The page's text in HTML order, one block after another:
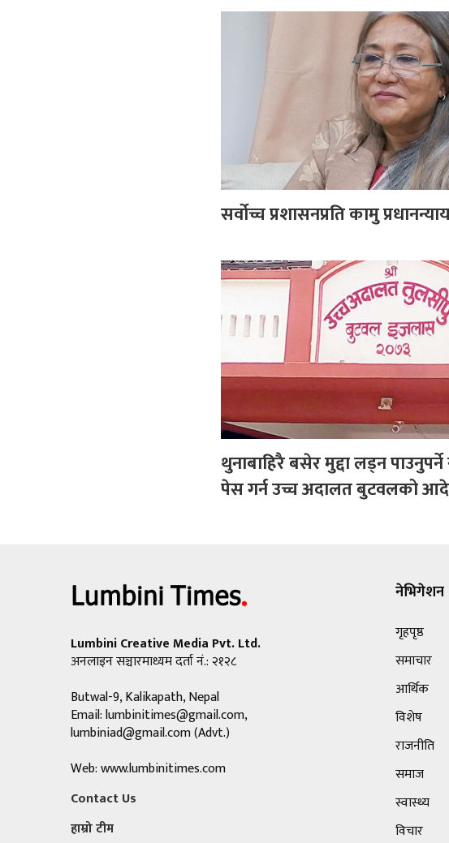
सर्वोच्च प्रशासनप्रति कामु
थुनाबाहिरै बसेर मुद्दा लड्न
पेस गर्न उच्च अदालत बुटवलको
Lumbini Creative Media Pvt. Ltd.
अनलाइन सञ्चारमाध्यम दर्ता नं.: २१२८
Butwal-9, Kalikapath, Nepal
Email:lumbinitimes@gmail.com,
lumbiniad@gmail.com(Advt.)
Web: www.lumbinitimes.com
Contact Us
हाम्रो टीम
नेभिगेशन
गृहपृष्ठ
समाचार
आर्थिक
विशेष
राजनीति
समाज
स्वास्थ्य
विचार